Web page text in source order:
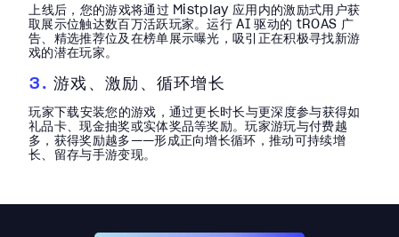
上线后，您的游戏将通过 Mistplay 应用内的激励式用户获
取展示位触达数百万活跃玩家。运行 AI 驱动的 tROAS 广
告、精选推荐位及在榜单展示曝光，吸引正在积极寻找新游
戏的潜在玩家。
3. 游戏、激励、循环增长
玩家下载安装您的游戏，通过更长时长与更深度参与获得如
礼品卡、现金抽奖或实体奖品等奖励。玩家游玩与付费越
多，获得奖励越多——形成正向增长循环，推动可持续增
长、留存与手游变现。